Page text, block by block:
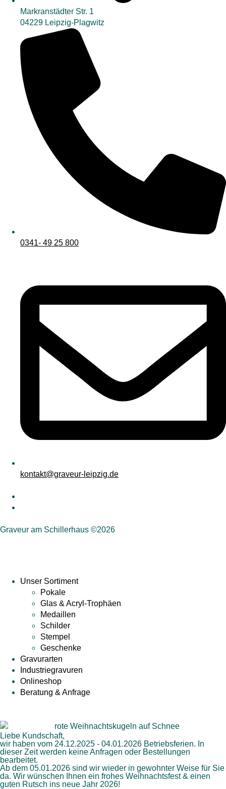
Markranstädter Str. 1
04229 Leipzig-Plagwitz
0341- 49 25 800
kontakt@graveur-leipzig.de
Graveur am Schillerhaus ©2026
Unser Sortiment
Pokale
Glas & Acryl-Trophäen
Medaillen
Schilder
Stempel
Geschenke
Gravurarten
Industriegravuren
Onlineshop
Beratung & Anfrage
Liebe Kundschaft,
wir haben vom 24.12.2025 - 04.01.2026 Betriebsferien. In
dieser Zeit werden keine Anfragen oder Bestellungen
bearbeitet.
Ab dem 05.01.2026 sind wir wieder in gewohnter Weise für Sie
da. Wir wünschen Ihnen ein frohes Weihnachtsfest & einen
guten Rutsch ins neue Jahr 2026!